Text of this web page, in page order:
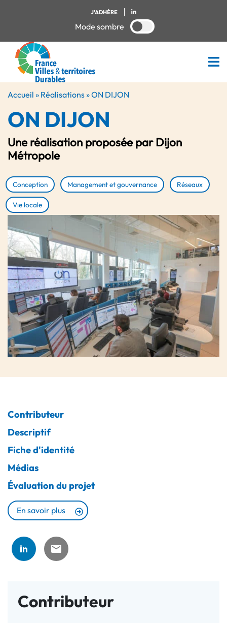
J'ADHÈRE
Mode sombre
Accueil » Réalisations»ON DIJON
ON DIJON
Une réalisation proposée par Dijon
Métropole
Conception Management et gouvernance Réseaux
Vie locale
Contributeur
Descriptif
Fiche d'identité
Médias
Évaluation du projet
En savoir plus
Contributeur